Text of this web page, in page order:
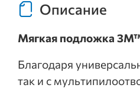
Описание
Мягкая подложка
Благодаря
так и с